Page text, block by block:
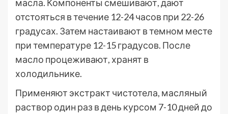
масла. Компоненты смешивают, дают
отстояться в течение 12-24 часов при 22-26
градусах. Затем настаивают в темном месте
при температуре 12-15 градусов. После
масло процеживают, хранят в
холодильнике.
Применяют экстракт чистотела, масляный
раствор один раз в день курсом 7-10 дней до